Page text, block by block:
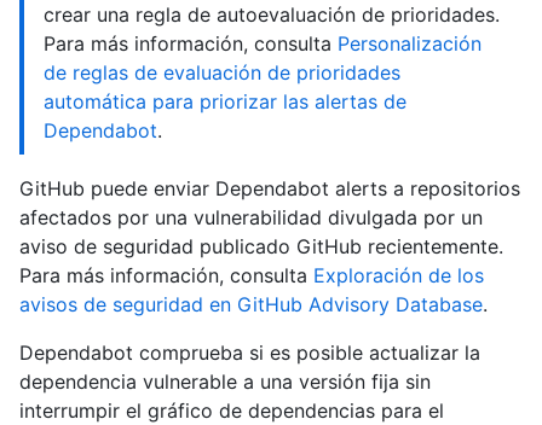
crear una regla de autoevaluación de prioridades.
Para más información, consulta Personalización
de reglas de evaluación de prioridades
automática para priorizar las alertas de
Dependabot.
GitHub puede enviar Dependabot alerts a repositorios
afectados por una vulnerabilidad divulgada por un
aviso de seguridad publicado GitHub recientemente.
Para más información, consulta Exploración de los
avisos de seguridad en GitHub Advisory Database.
Dependabot comprueba si es posible actualizar la
dependencia vulnerable a una versión fija sin
interrumpir el gráfico de dependencias para el